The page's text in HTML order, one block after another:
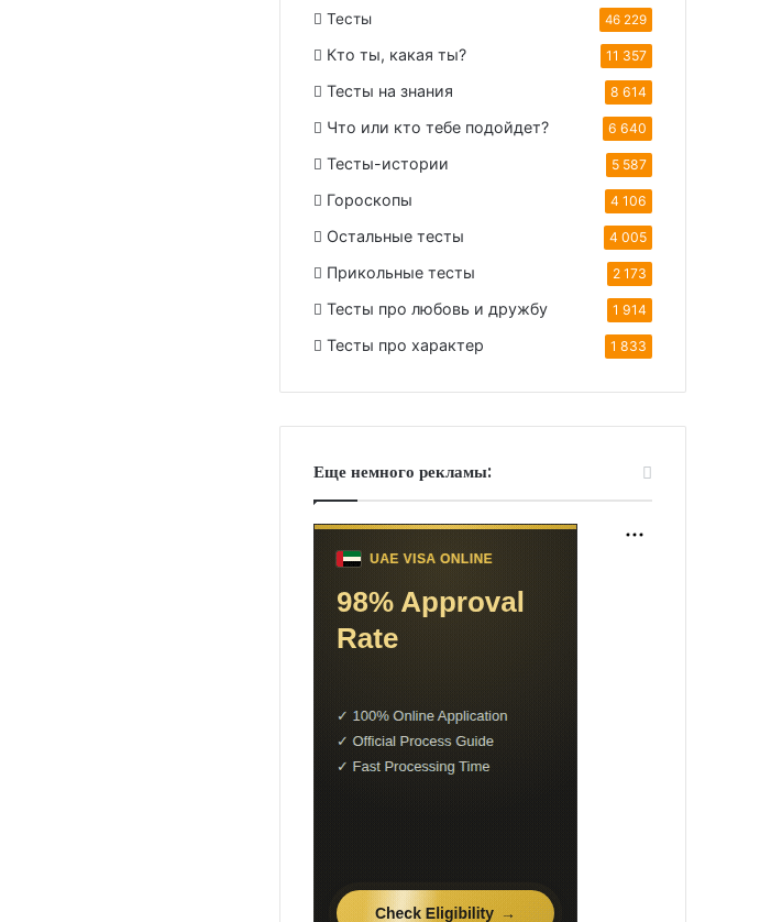
Тесты 46 229
Кто ты, какая ты? 11 357
Тесты на знания 8 614
Что или кто тебе подойдет? 6 640
Тесты-истории 5 587
Гороскопы 4 106
Остальные тесты 4 005
Прикольные тесты 2 173
Тесты про любовь и дружбу 1 914
Тесты про характер 1 833
Еще немного рекламы: